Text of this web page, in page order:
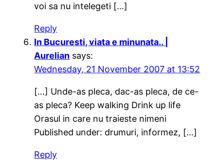
voi sa nu intelegeti […]
Reply
In Bucuresti, viata e minunata.. |
Aurelian says:
Wednesday, 21 November 2007 at 13:52
[…] Unde-as pleca, dac-as pleca, de ce-
as pleca? Keep walking Drink up life
Orasul in care nu traieste nimeni
Published under: drumuri, informez, […]
Reply